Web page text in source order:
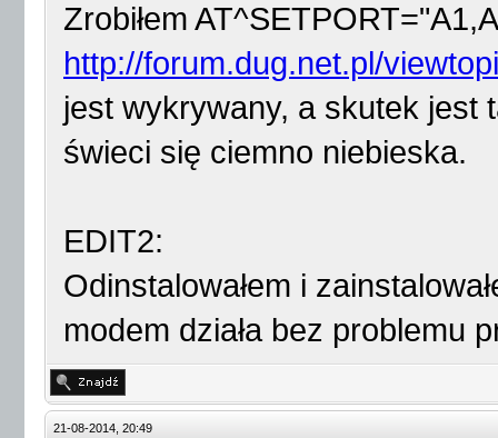
Zrobiłem
http://forum.dug.net.pl/
jest wykrywany, a skutek jest
świeci się ciemno niebieska.
EDIT2:
Odinstalowałem i
modem działa bez problemu
21-08-2014, 20:49